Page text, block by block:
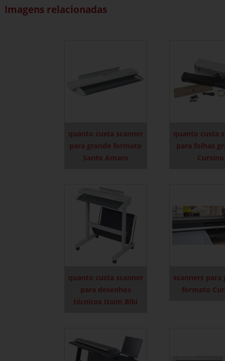
Imagens relacionadas
quanto custa scanner
para grande formato
Santo Amaro
quanto custa
para folhas
Cursino
quanto custa scanner
para desenhos
técnicos Itaim Bibi
scanners para
formato